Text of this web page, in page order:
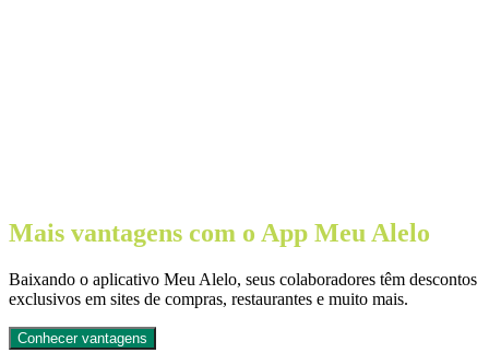
Mais vantagens com o App Meu Alelo
Baixando o aplicativo Meu Alelo, seus colaboradores têm descontos
exclusivos em sites de compras, restaurantes e muito mais.
Conhecer vantagens